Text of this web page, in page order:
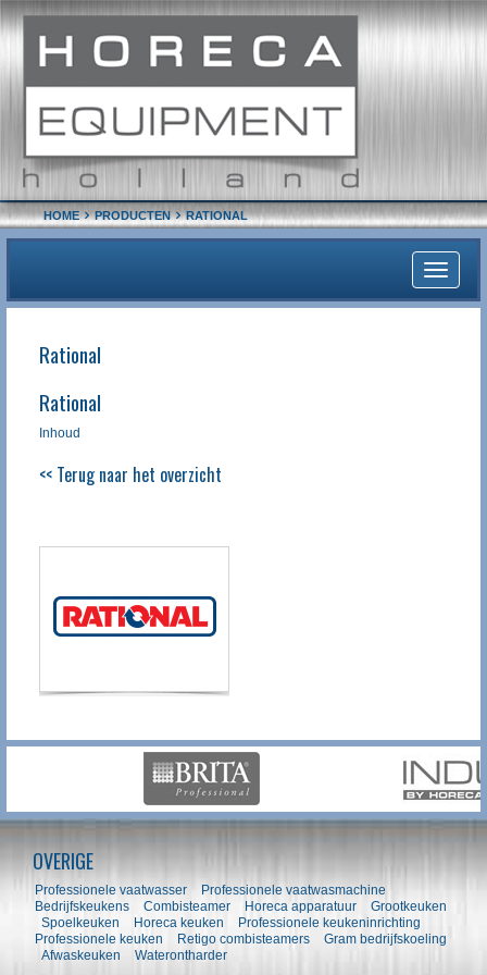
HOME PRODUCTEN RATIONAL
Toggle
Rational
Rational
Inhoud
<< Terug naar het overzicht
OVERIGE
Professionele vaatwasser
Professionele vaatwasmachine
Bedrijfskeukens
Combisteamer Horeca apparatuur
Grootkeuken
Spoelkeuken
Horeca keuken
Professionele keukeninrichting
Professionele keuken
Retigo combisteamers
Gram bedrijfskoeling
Afwaskeuken
Waterontharder